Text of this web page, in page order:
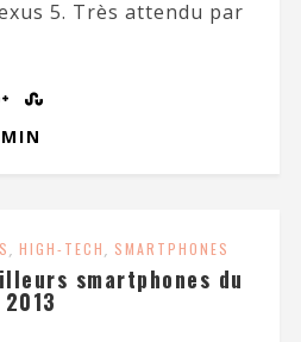
5. Très attendu par
, HIGH-TECH, SMARTPHONES
smartphones du